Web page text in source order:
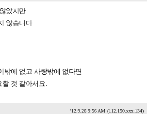
았지만
않습니다
밖에 없고 사랑밖에 없다면
할 것 같아서요.
'12.9.26 9:56 AM (112.150.xxx.134)